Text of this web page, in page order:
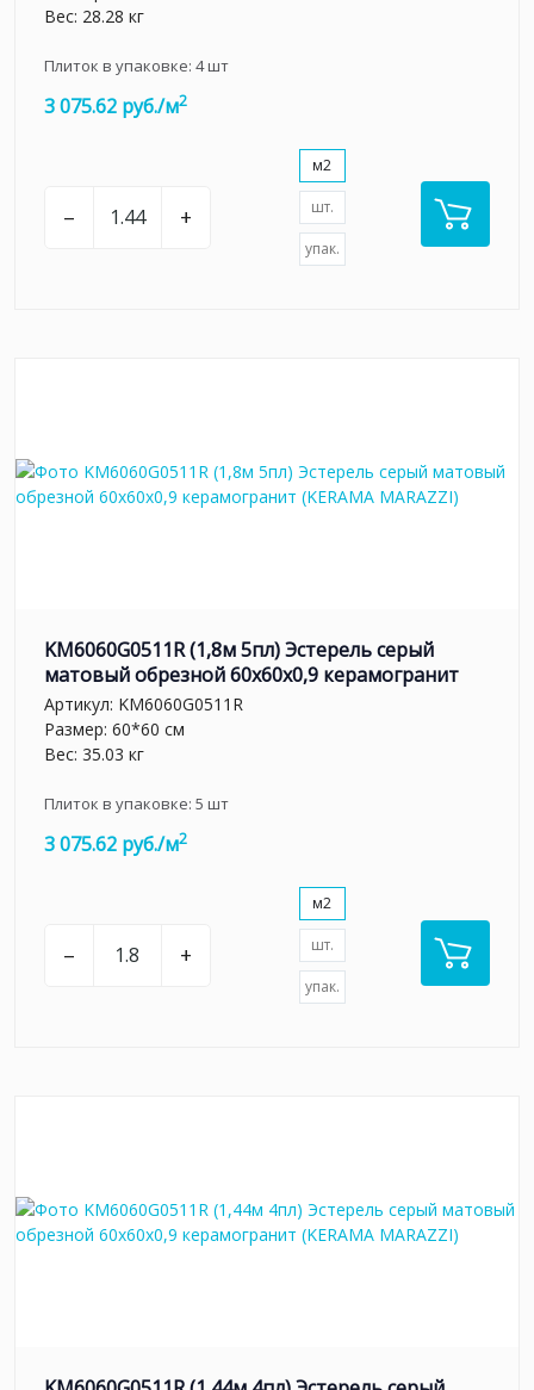
Вес: 28.28 кг
Плиток в упаковке: 4шт
3 075.62 руб./м2
– +
м2
шт.
упак.
KM6060G0511R (1,8м 5пл) Эстерель серый
матовый обрезной 60x60x0,9 керамогранит
Артикул: KM6060G0511R
Размер: 60*60 см
Вес: 35.03 кг
Плиток в упаковке: 5 шт
3 075.62 руб./м2
– +
м2
шт.
упак.